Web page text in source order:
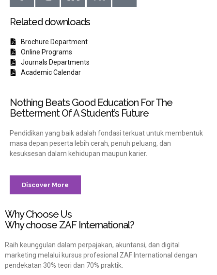
Related downloads
Brochure Department
Online Programs
Journals Departments
Academic Calendar
Nothing Beats Good Education For The
Betterment Of A Student’s Future
Pendidikan yang baik adalah fondasi terkuat untuk membentuk
masa depan peserta lebih cerah, penuh peluang, dan
kesuksesan dalam kehidupan maupun karier.
Discover More
Why Choose Us
Why choose ZAF International?
Raih keunggulan dalam perpajakan, akuntansi, dan digital
marketing melalui kursus profesional ZAF International dengan
pendekatan 30% teori dan 70% praktik.